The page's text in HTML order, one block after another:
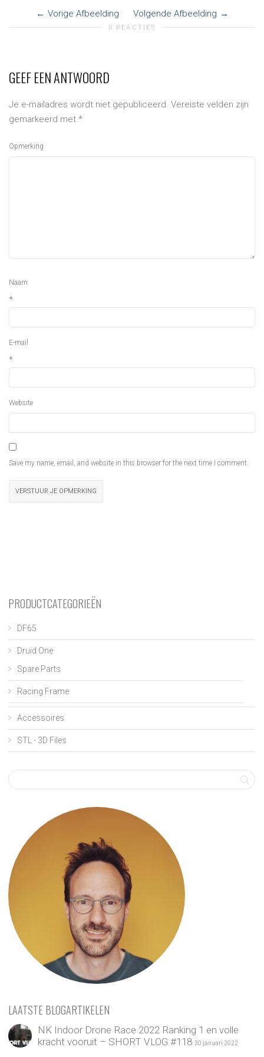
Vorige Afbeelding Volgende Afbeelding
0 REACTIES
GEEF EEN ANTWOORD
Je e-mailadres wordt niet gepubliceerd. Vereiste velden zijn
gemarkeerd met *
Opmerking
Naam
*
E-mail
*
Website
Save my name, email, and website in this browser for the next time I comment.
PRODUCTCATEGORIEËN
DF65
Druid One
Spare Parts
Racing Frame
Accessoires
STL - 3D Files
LAATSTE BLOGARTIKELEN
NK Indoor Drone Race 2022 Ranking 1 en volle
kracht vooruit – SHORT VLOG #118 30 januari 2022